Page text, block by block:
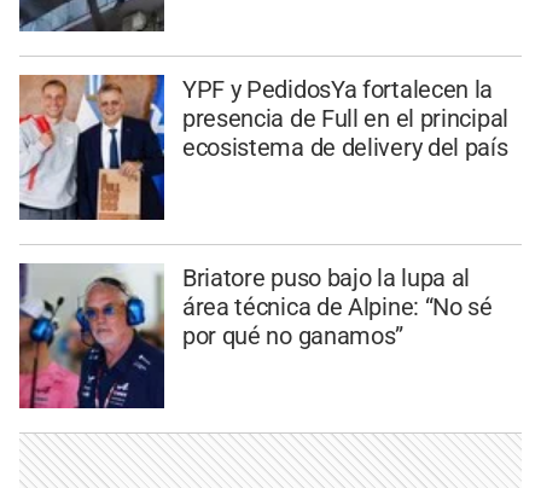
YPF y PedidosYa fortalecen la
presencia de Full en el principal
ecosistema de delivery del país
Briatore puso bajo la lupa al
área técnica de Alpine: “No sé
por qué no ganamos”